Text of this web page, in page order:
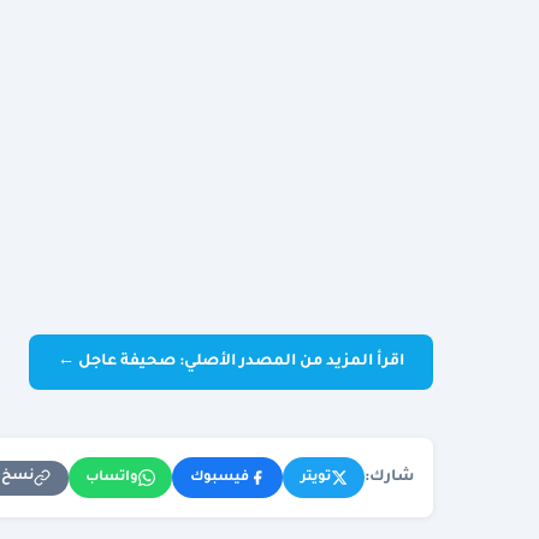
اقرأ المزيد من المصدر الأصلي: صحيفة عاجل ←
شارك: تويتر فيسبوك واتساب نسخ